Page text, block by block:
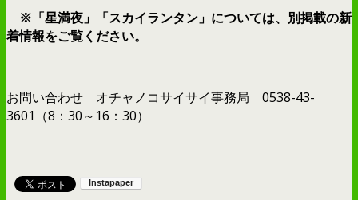
※「星満夜」「スカイランタン」については、別掲載の新
着情報をご覧ください。
お問い合わせ オチャノコサイサイ事務局 0538-43-
3601（8：30～16：30）